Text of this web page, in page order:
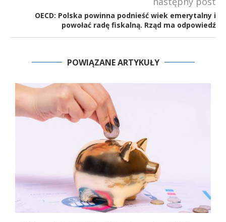
OECD: Polska powinna podnieść wiek emerytalny i
powołać radę fiskalną. Rząd ma odpowiedź
POWIĄZANE ARTYKUŁY